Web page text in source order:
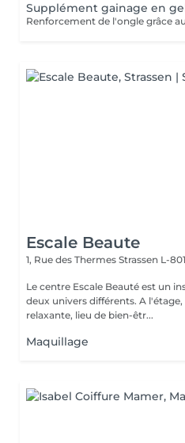
Supplément gainage en
Escale Beaute
1, Rue des Thermes Strassen L-
Le centre Escale Beauté est un
deux univers différents. A l'étage, profitez d'une atmosphère
relaxante, lieu de bien-êtr...
Maquillage